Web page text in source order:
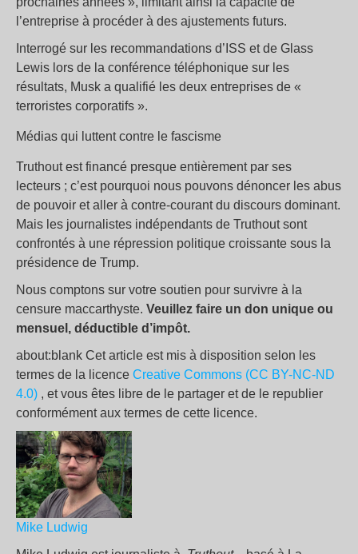
l’entreprise à procéder à des ajustements futurs.
Interrogé sur les recommandations d’ISS et de Glass
Lewis lors de la conférence téléphonique sur les
résultats, Musk a qualifié les deux entreprises de «
terroristes corporatifs ».
Médias qui luttent contre le fascisme
Truthout est financé presque entièrement par ses
lecteurs ; c’est pourquoi nous pouvons dénoncer les abus
de pouvoir et aller à contre-courant du discours dominant.
Mais les journalistes indépendants de Truthout sont
confrontés à une répression politique croissante sous la
présidence de Trump.
Nous comptons sur votre soutien pour survivre à la
censure maccarthyste. Veuillez faire un don unique ou
mensuel, déductible d’impôt.
about:blank Cet article est mis à disposition selon les
termes de la licence Creative Commons (CC BY-NC-ND
4.0) , et vous êtes libre de le partager et de le republier
conformément aux termes de cette licence.
Mike Ludwig